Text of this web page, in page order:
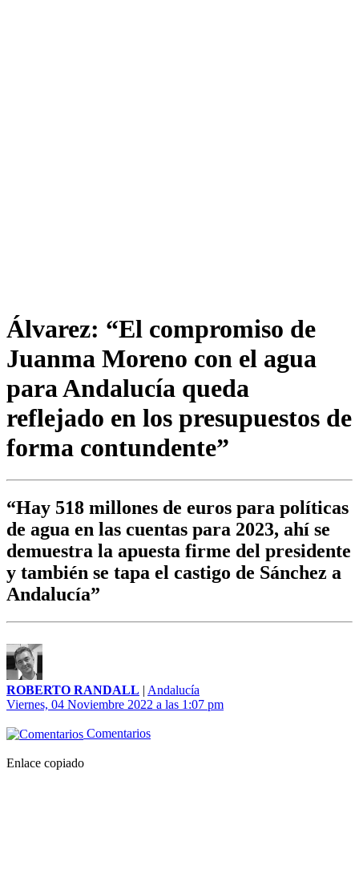
Álvarez: “El compromiso de
Juanma Moreno con el agua
para Andalucía queda
reflejado en los presupuestos de
forma contundente”
“Hay 518 millones de euros para políticas
de agua en las cuentas para 2023, ahí se
demuestra la apuesta firme del presidente
y también se tapa el castigo de Sánchez a
Andalucía”
ROBERTO RANDALL | Andalucía
Viernes, 04 Noviembre 2022 a las 1:07 pm
Comentarios
Enlace copiado